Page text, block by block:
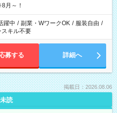
月～！
躍中 / 副業・WワークOK / 服装自由 /
スキル不要
募する 詳細へ
掲載日：2026.08.06
未読